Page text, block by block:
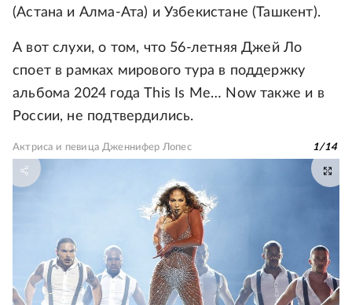
(Астана и Алма-Ата) и Узбекистане (Ташкент).
А вот слухи, о том, что 56-летняя Джей Ло
споет в рамках мирового тура в поддержку
альбома 2024 года This Is Me… Now также и в
России, не подтвердились.
Актриса и певица Дженнифер Лопес 1/14